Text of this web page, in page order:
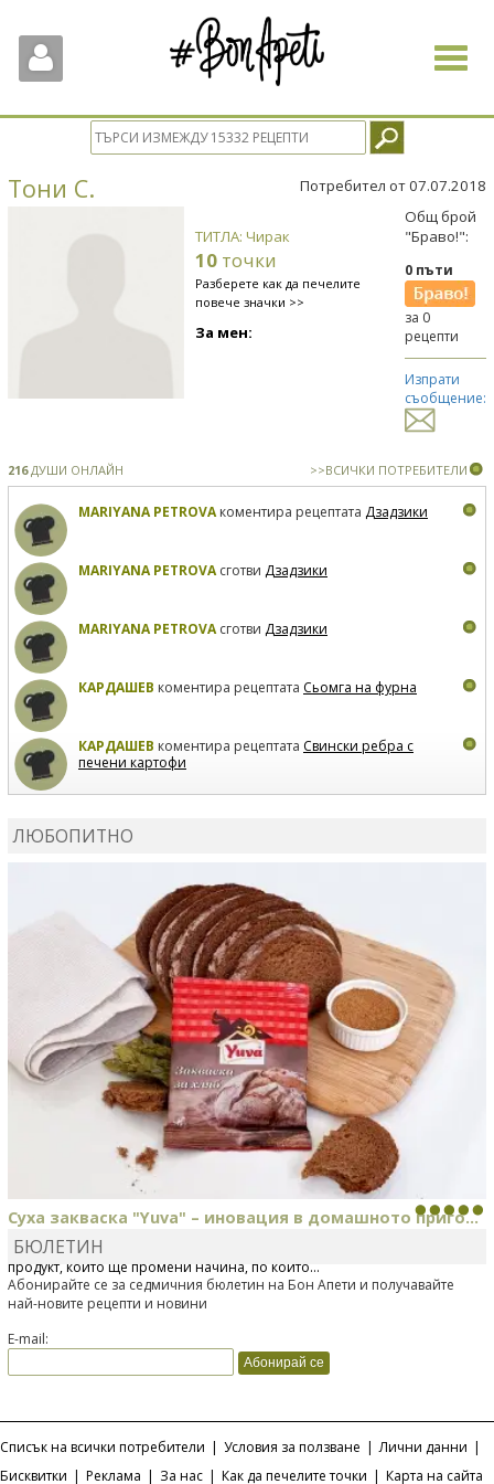
Toggle
Тони С. Потребител от 07.07.2018
ТИТЛА: Чирак
10 точки
Разберете как да печелите
повече значки >>
За мен:
Общ брой
"Браво!":
0 пъти
за 0
рецепти
Изпрати
съобщение:
216ДУШИ ОНЛАЙН >>ВСИЧКИ ПОТРЕБИТЕЛИ
MARIYANA PETROVAкоментира рецептата Дзадзики
MARIYANA PETROVAсготви Дзадзики
MARIYANA PETROVAсготви Дзадзики
КАРДАШЕВ коментира рецептата Сьомга на фурна
КАРДАШЕВ коментира рецептата Свински ребра с
печени картофи
ЛЮБОПИТНО
Суха закваска "Yuva" – иновация в домашното приго...
Отскоро Лесафр България стартира предлагането на изцяло нов
продукт, който ще промени начина, по който...
БЮЛЕТИН
Абонирайте се за седмичния бюлетин на Бон Апети и получавайте
най-новите рецепти и новини
E-mail:
Списък на всички потребители | Условия за ползване | Лични данни |
Бисквитки | Реклама | За нас | Как да печелите точки | Карта на сайта